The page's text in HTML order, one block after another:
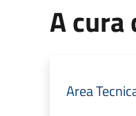
A cura
Area